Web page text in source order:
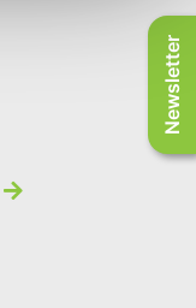
Newsletter